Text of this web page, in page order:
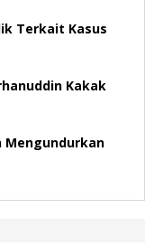
Terkait Kasus
Kakak
Mengundurkan